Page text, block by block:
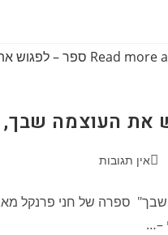
את העוצמה
אין תגובות
ספרה של חני פרנקל
–…